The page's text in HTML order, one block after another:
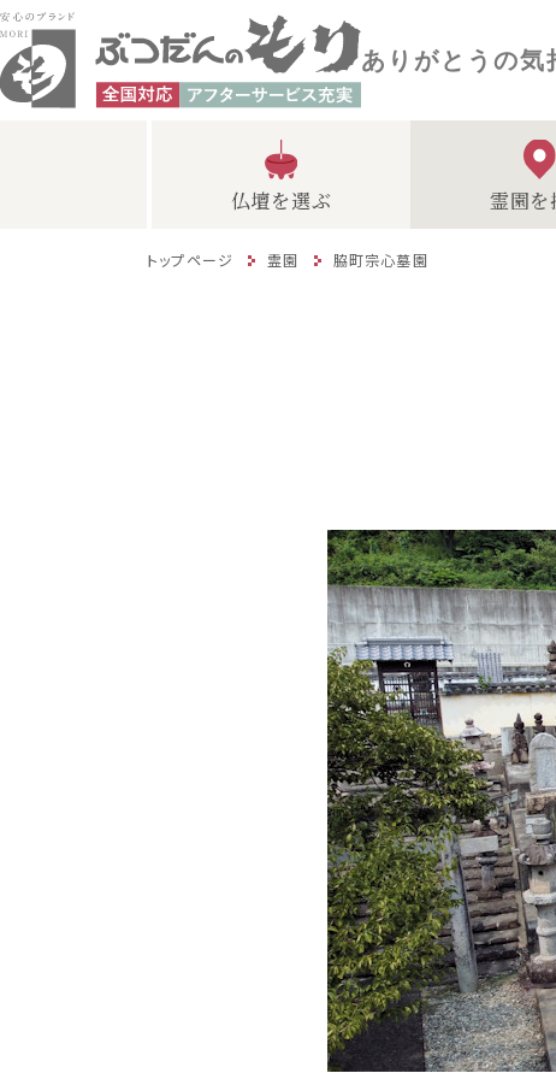
ありがとうの気
仏壇を選ぶ 霊園を
トップページ 霊園 脇町宗心墓園